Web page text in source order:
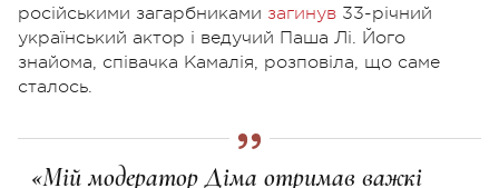
російськими загарбниками загинув 33-річний
український актор і ведучий Паша Лі. Його
знайома, співачка Камалія, розповіла, що саме
сталось.
«Мій модератор Діма отримав важкі